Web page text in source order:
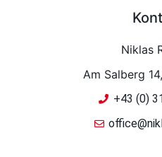
Niklas
Am Salberg
+43 (0)